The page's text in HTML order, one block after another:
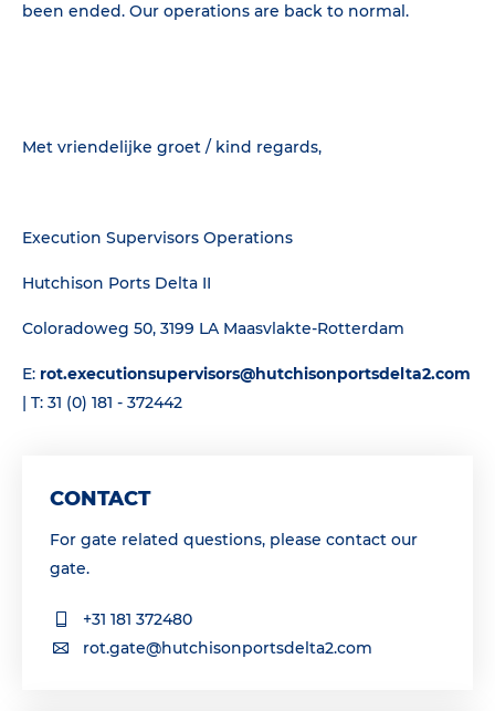
been ended. Our operations are back to normal.
Met vriendelijke groet / kind regards,
Execution Supervisors Operations
Hutchison Ports Delta II
Coloradoweg 50, 3199 LA Maasvlakte-Rotterdam
E: rot.executionsupervisors@hutchisonportsdelta2.com
| T: 31 (0) 181 - 372442
CONTACT
For gate related questions, please contact our
gate.
+31 181 372480
rot.gate@hutchisonportsdelta2.com